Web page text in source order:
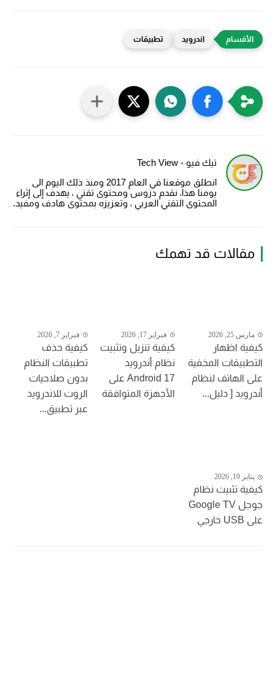
اندرويد تطبيقات
تيك فيو - Tech View
انطلق موقعنا في العام 2017 ومنذ ذلك اليوم الى
يومنا هذا، نقدم دروس ومحتوى تقني ، يهدف إلى إثراء
المحتوى التقني العربي ، وتعزيزه بمحتوى هادف ومفيد.
مقالات قد تهمك
مارس 25, 2026
كيفية اظهار
التطبيقات المخفية
على الهاتف لنظام
أندرويد [ دليل...
فبراير 17, 2026
كيفية تنزيل وتثبيت
نظام أندرويد
Android 17 على
الأجهزة المتوافقة
فبراير 7, 2026
كيفية حذف
تطبيقات النظام
بدون صلاحيات
الروت للاندرويد
عبر تطبيق...
يناير 19, 2026
كيفية تثبيت نظام
جوجل Google TV
على USB خارجي